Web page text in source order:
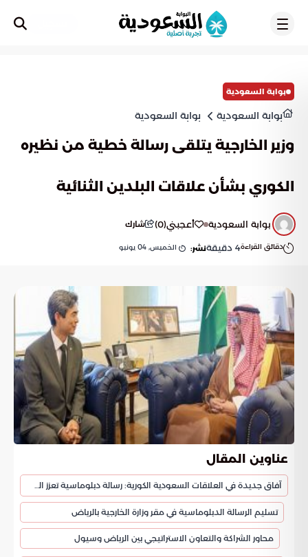
بوابة السعودية
بوابة السعودية بوابة السعودية
وزير الخارجية يتلقى رسالة خطية من نظيره
الكوري بشأن علاقات البلدين الثنائية
بوابة السعودية أعجبني(
0
) شارك
دقائق القراءة4 دقيقةنشر: الخميس, 04 يونيو
عناوين المقال
آفاق جديدة في العلاقات السعودية الكورية: رسالة دبلوماسية تعزز الشراكة الاستراتيجية
تسليم الرسالة الدبلوماسية في مقر وزارة الخارجية بالرياض
محاور الشراكة والتعاون الاستراتيجي بين الرياض وسيول